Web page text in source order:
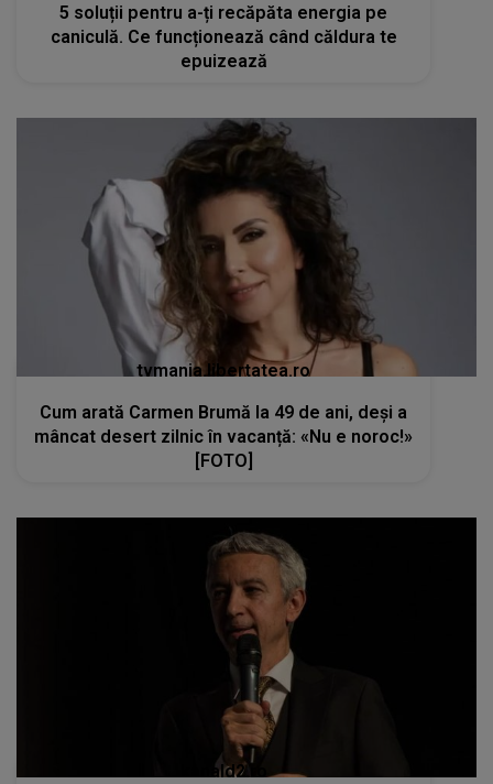
5 soluții pentru a-ți recăpăta energia pe
caniculă. Ce funcționează când căldura te
epuizează
tvmania.libertatea.ro
Cum arată Carmen Brumă la 49 de ani, deși a
mâncat desert zilnic în vacanță: «Nu e noroc!»
[FOTO]
kanald2.ro